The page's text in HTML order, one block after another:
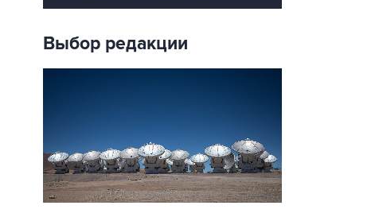
Выбор редакции